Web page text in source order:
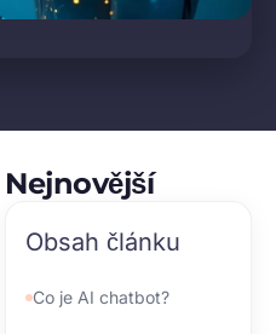
Nejnovější
Obsah článku
Co je AI chatbot?